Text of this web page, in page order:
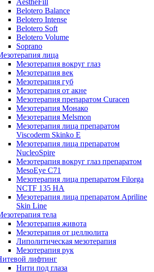
AestheFill
Belotero Balance
Belotero Intense
Belotero Soft
Belotero Volume
Soprano
лица
Мезотерапия вокруг глаз
Мезотерапия век
Мезотерапия губ
Мезотерапия от акне
Мезотерапия препаратом Curacen
Мезотерапия Монако
Мезотерапия Melsmon
Мезотерапия лица препаратом
Viscoderm Skinko E
Мезотерапия лица препаратом
NucleoSpire
Мезотерапия вокруг глаз препаратом
MesoEye С71
Мезотерапия лица препаратом Filorga
NCTF 135 HA
Мезотерапия лица препаратом Apriline
Skin Line
тела
Мезотерапия живота
Мезотерапия от целлюлита
Липолитическая мезотерапия
Мезотерапия рук
лифтинг
Нити под глаза